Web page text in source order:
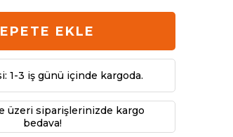
EKLE
1-3 iş günü içinde kargoda.
üzeri siparişlerinizde kargo
bedava!